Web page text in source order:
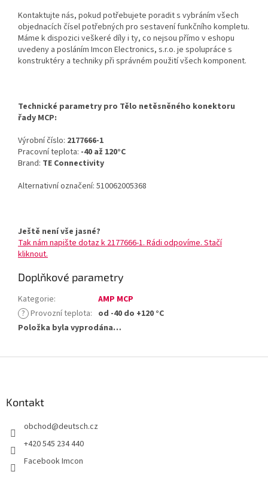
Kontaktujte nás, pokud potřebujete poradit s vybráním všech
objednacích čísel potřebných pro sestavení funkčního kompletu.
Máme k dispozici veškeré díly i ty, co nejsou přímo v eshopu
uvedeny a posláním Imcon Electronics, s.r.o. je spolupráce s
konstruktéry a techniky při správném použití všech komponent.
Technické parametry pro Tělo netěsněného konektoru
řady MCP:
Výrobní číslo: 2177666-1
Pracovní teplota: -40 až 120°C
Brand: TE Connectivity
Alternativní označení: 510062005368
Ještě není vše jasné?
Tak nám napište dotaz k 2177666-1. Rádi odpovíme. Stačí
kliknout.
Doplňkové parametry
Kategorie:
AMP MCP
? Provozní teplota: od -40 do +120 °C
Položka byla vyprodána…
Kontakt
obchod@deutsch.cz
+420 545 234 440
Facebook Imcon